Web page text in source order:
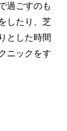
過ごすのも
したり、芝
とした時間
ニックをす